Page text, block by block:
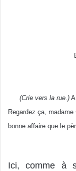
(Crie vers la rue.)
Regardez ça,
bonne affaire que le
Ici, comme à